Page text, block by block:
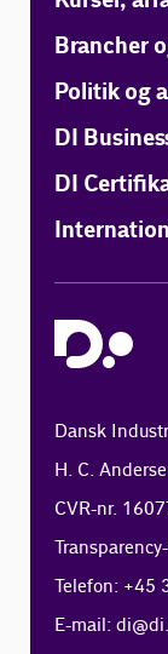
Brancher
Politik og
DI
DI
Dansk
H. C.
CVR-nr.
Telefon: +45
E-mail: